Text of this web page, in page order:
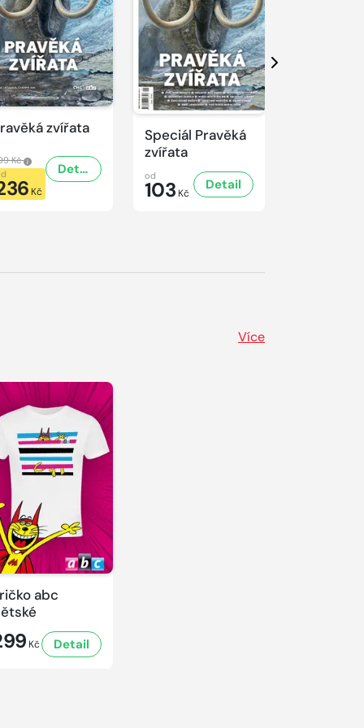
zvířata
Kč
Kč
Detail
Speciál Pravěká
zvířata
od
103 Kč
Detail
Další
Více
abc
Kč Detail